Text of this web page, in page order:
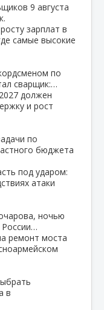
9 августа
зарплат в
самые высокие
по
сварщик:…
должен
и рост
по
бюджета
под ударом:
атаки
ночью
ремонт моста
в